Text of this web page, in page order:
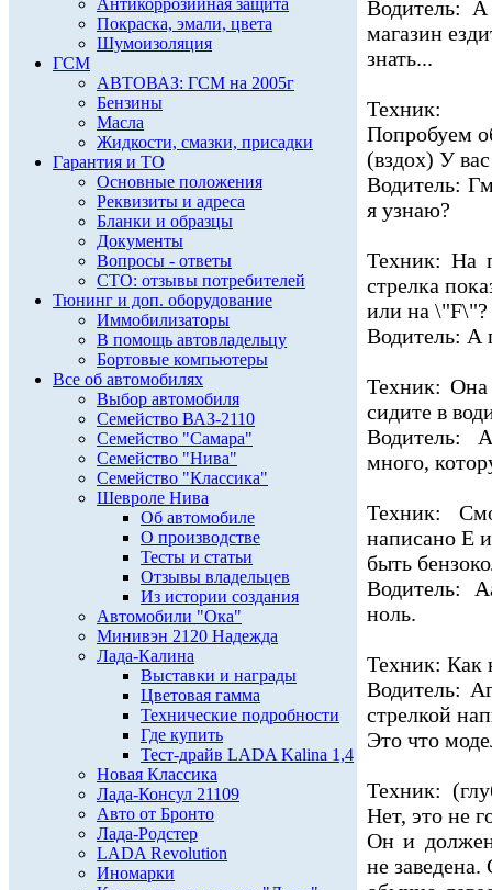
Антикоррозийная защита
Покраска, эмали, цвета
Шумоизоляция
ГСМ
АВТОВАЗ: ГСМ на 2005г
Бензины
Масла
Жидкости, смазки, присадки
Гарантия и ТО
Основные положения
Реквизиты и адреса
Бланки и образцы
Документы
Вопросы - ответы
СТО: отзывы потребителей
Тюнинг и доп. оборудование
Иммобилизаторы
В помощь автовладельцу
Бортовые компьютеры
Все об автомобилях
Выбор автомобиля
Семейство ВАЗ-2110
Семейство "Самара"
Семейство "Нива"
Семейство "Классика"
Шевроле Нива
Об автомобиле
О производстве
Тесты и статьи
Отзывы владельцев
Из истории создания
Автомобили "Ока"
Минивэн 2120 Надежда
Лада-Калина
Выставки и награды
Цветовая гамма
Технические подробности
Где купить
Тест-драйв LADA Kalina 1,4
Новая Классика
Лада-Консул 21109
Авто от Бронто
Лада-Родстер
LADA Revolution
Иномарки
Водитель:
магазин
знать...
Техник:
Попробуем
(вздох) У
Водитель:
я узнаю?
Техник: На
стрелка
или на \"F\"?
Водитель: А
Техник: Она
сидите в
Водитель:
много,
Техник:
написано Е
быть
Водитель:
ноль.
Техник: Как
Водитель:
стрелкой
Это что
Техник:
Нет, это не
Он и
не заведена.